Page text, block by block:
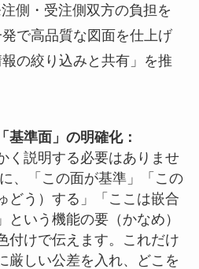
側・受注側双方の負担を
で高品質な図面を仕上げ
の絞り込みと共有」を推
基準面」の明確化：
く説明する必要はありませ
、「この面が基準」「この
どう）する」「ここは嵌合
という機能の要（かなめ）
付けで伝えます。これだけ
厳しい公差を入れ、どこを